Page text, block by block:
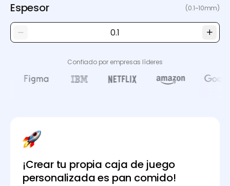
Espesor (0.1~10mm)
Confiado por empresas líderes
¡Crear tu propia caja de juego
personalizada es pan comido!